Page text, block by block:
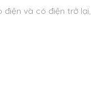
điện và có điện trở lại,